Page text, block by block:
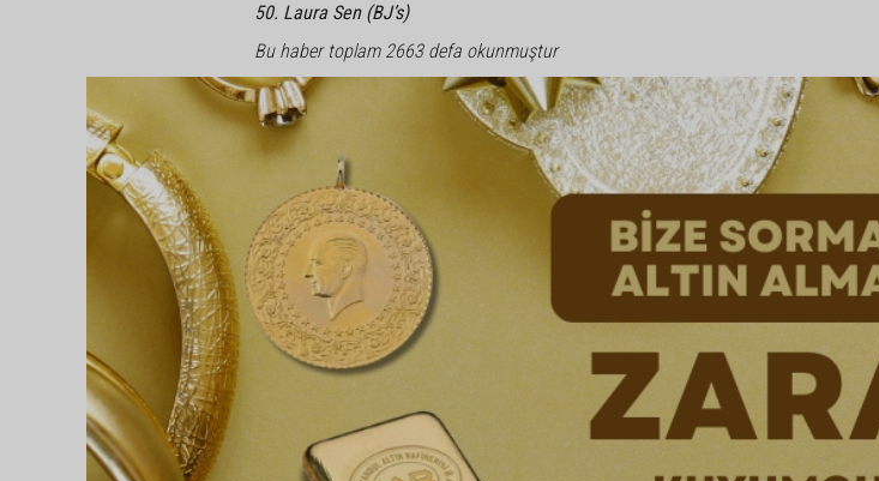
50. Laura Sen (BJ’s)
Bu haber toplam 2663 defa okunmuştur